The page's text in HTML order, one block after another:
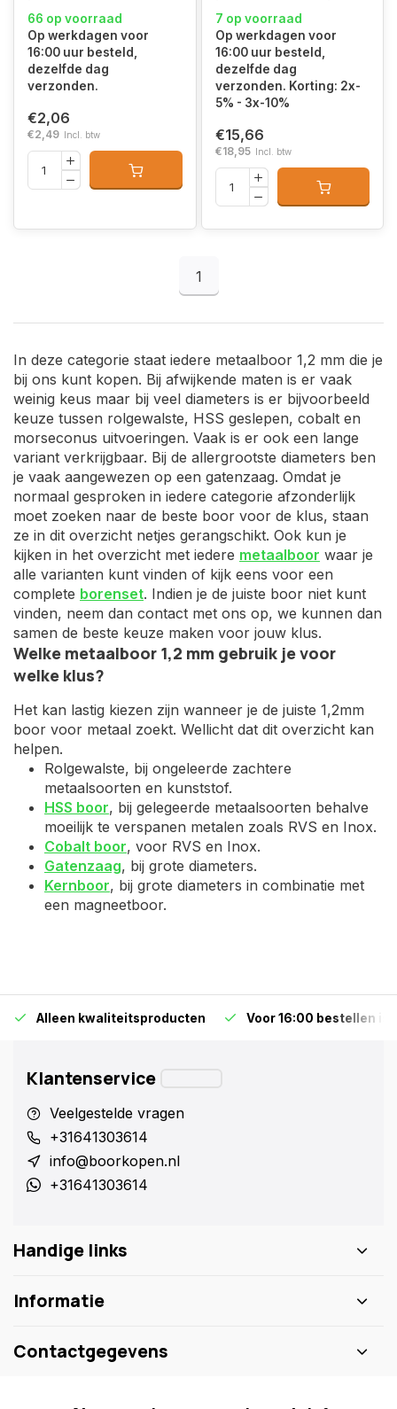
66 op voorraad
Op werkdagen voor
16:00 uur besteld,
dezelfde dag
verzonden.
€2,06
€2,49 Incl. btw
7 op voorraad
Op werkdagen voor
16:00 uur besteld,
dezelfde dag
verzonden. Korting: 2x-
5% - 3x-10%
€15,66
€18,95 Incl. btw
1
In deze categorie staat iedere metaalboor 1,2 mm die je
bij ons kunt kopen. Bij afwijkende maten is er vaak
weinig keus maar bij veel diameters is er bijvoorbeeld
keuze tussen rolgewalste, HSS geslepen, cobalt en
morseconus uitvoeringen. Vaak is er ook een lange
variant verkrijgbaar. Bij de allergrootste diameters ben
je vaak aangewezen op een gatenzaag. Omdat je
normaal gesproken in iedere categorie afzonderlijk
moet zoeken naar de beste boor voor de klus, staan
ze in dit overzicht netjes gerangschikt. Ook kun je
kijken in het overzicht met iedere metaalboor waar je
alle varianten kunt vinden of kijk eens voor een
complete borenset. Indien je de juiste boor niet kunt
vinden, neem dan contact met ons op, we kunnen dan
samen de beste keuze maken voor jouw klus.
Welke metaalboor 1,2 mm gebruik je voor
welke klus?
Het kan lastig kiezen zijn wanneer je de juiste 1,2mm
boor voor metaal zoekt. Wellicht dat dit overzicht kan
helpen.
Rolgewalste, bij ongeleerde zachtere
metaalsoorten en kunststof.
HSS boor, bij gelegeerde metaalsoorten behalve
moeilijk te verspanen metalen zoals RVS en Inox.
Cobalt boor, voor RVS en Inox.
Gatenzaag, bij grote diameters.
Kernboor, bij grote diameters in combinatie met
een magneetboor.
Alleen kwaliteitsproducten Voor 16:00 bestellen is
Klantenservice
Veelgestelde vragen
+31641303614
info@boorkopen.nl
+31641303614
Handige links
Informatie
Contactgegevens